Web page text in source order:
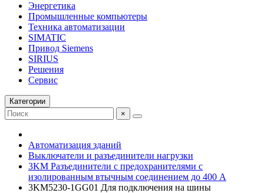
Энергетика
Промышленные компьютеры
Техника автоматизации
SIMATIC
Привод Siemens
SIRIUS
Решения
Сервис
Категории
×
Автоматизация зданий
Выключатели и разъединители нагрузки
3KM Разъединители с предохранителями с
изолированным втычным соединением до 400 А
3KM5230-1GG01 Для подключения на шины